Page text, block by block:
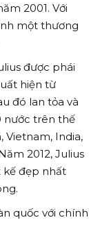
2001. Với
một thương
được phái
hiện từ
đó lan tỏa và
nước trên thế
Vietnam, India,
2012, Julius
kế đẹp nhất
quốc với chính